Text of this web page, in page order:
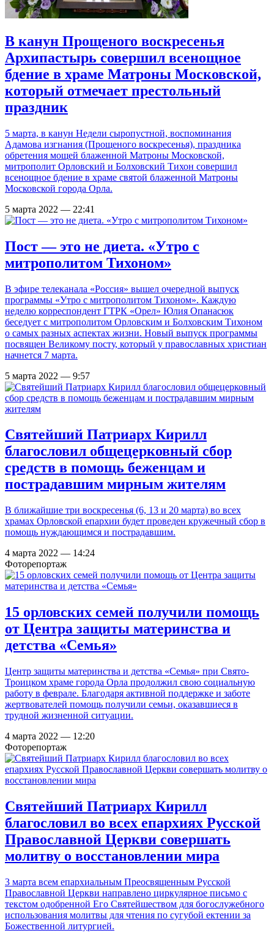
В канун Прощеного воскресенья
Архипастырь совершил всенощное
бдение в храме Матроны Московской,
который отмечает престольный
праздник
5 марта, в канун Недели сыропустной, воспоминания
Адамова изгнания (Прощеного воскресенья), праздника
обретения мощей блаженной Матроны Московской,
митрополит Орловский и Болховский Тихон совершил
всенощное бдение в храме святой блаженной Матроны
Московской города Орла.
5 марта 2022 — 22:41
Пост — это не диета. «Утро с
митрополитом Тихоном»
В эфире телеканала «Россия» вышел очередной выпуск
программы «Утро с митрополитом Тихоном». Каждую
неделю корреспондент ГТРК «Орел» Юлия Опанасюк
беседует с митрополитом Орловским и Болховским Тихоном
о самых разных аспектах жизни. Новый выпуск программы
посвящен Великому посту, который у православных христиан
начнется 7 марта.
5 марта 2022 — 9:57
Святейший Патриарх Кирилл
благословил общецерковный сбор
средств в помощь беженцам и
пострадавшим мирным жителям
В ближайшие три воскресенья (6, 13 и 20 марта) во всех
храмах Орловской епархии будет проведен кружечный сбор в
помощь нуждающимся и пострадавшим.
4 марта 2022 — 14:24
Фоторепортаж
15 орловских семей получили помощь
от Центра защиты материнства и
детства «Семья»
Центр защиты материнства и детства «Семья» при Свято-
Троицком храме города Орла продолжил свою социальную
работу в феврале. Благодаря активной поддержке и заботе
жертвователей помощь получили семьи, оказавшиеся в
трудной жизненной ситуации.
4 марта 2022 — 12:20
Фоторепортаж
Святейший Патриарх Кирилл
благословил во всех епархиях Русской
Православной Церкви совершать
молитву о восстановлении мира
3 марта всем епархиальным Преосвященным Русской
Православной Церкви направлено циркулярное письмо с
текстом одобренной Его Святейшеством для богослужебного
использования молитвы для чтения по сугубой ектении за
Божественной литургией.